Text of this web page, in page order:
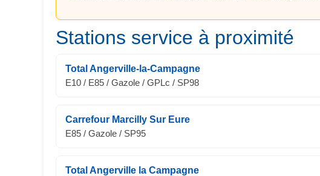
Stations service à proximité
Total Angerville-la-Campagne
E10 / E85 / Gazole / GPLc / SP98
Carrefour Marcilly Sur Eure
E85 / Gazole / SP95
Total Angerville la Campagne